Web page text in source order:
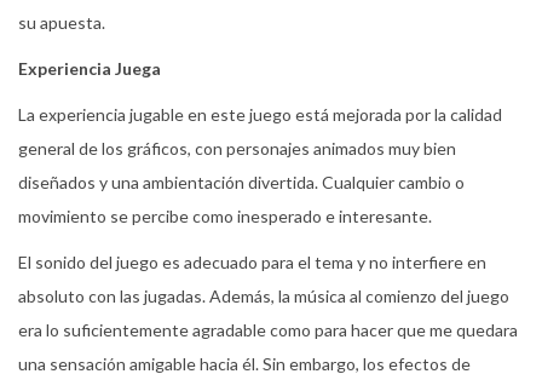
su apuesta.
Experiencia Juega
La experiencia jugable en este juego está mejorada por la calidad
general de los gráficos, con personajes animados muy bien
diseñados y una ambientación divertida. Cualquier cambio o
movimiento se percibe como inesperado e interesante.
El sonido del juego es adecuado para el tema y no interfiere en
absoluto con las jugadas. Además, la música al comienzo del juego
era lo suficientemente agradable como para hacer que me quedara
una sensación amigable hacia él. Sin embargo, los efectos de